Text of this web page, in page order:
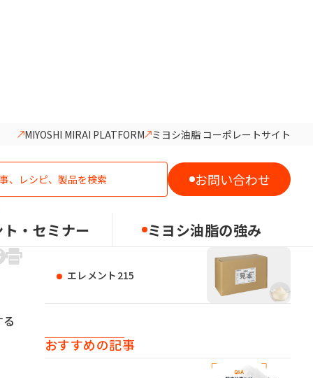
MIYOSHI MIRAI PLATFORM ミヨシ油脂 コーポレートサイト
お問い合わせ
・セミナー ミヨシ油脂の強み
おすすめの製品
エレメント215
おすすめの記事